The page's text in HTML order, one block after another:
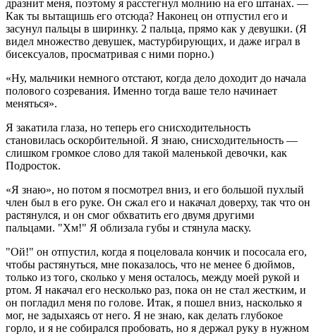
дразнит меня, поэтому я расстегнул молнию на его штанах. —
Как ты вытащишь его отсюда? Наконец он отпустил его и
засунул пальцы в ширинку. 2 пальца, прямо как у девушки. (Я
видел множество девушек, мастурбирующих, и даже играл в
бисексуалов, просматривая с ними порно.)
«Ну, мальчики немного отстают, когда дело доходит до начала
полового созревания. Именно тогда ваше тело начинает
меняться».
Я закатила глаза, но теперь его снисходительность
становилась оскорбительной. Я знаю, снисходительность —
слишком громкое слово для такой маленькой девочки, как
Подросток.
«Я знаю», но потом я посмотрел вниз, и его большой пухлый
член был в его руке. Он сжал его и накачал доверху, так что он
растянулся, и он смог обхватить его двумя другими
пальцами. "Хм!" Я облизала губы и стянула маску.
"Ой!" он отпустил, когда я поцеловала кончик и пососала его,
чтобы растянуться, мне показалось, что не менее 6 дюймов,
только из того, сколько у меня осталось, между моей рукой и
ртом. Я накачал его несколько раз, пока он не стал жестким, и
он погладил меня по голове. Итак, я пошел вниз, насколько я
мог, не задыхаясь от него. Я не знаю, как делать глубокое
горло, и я не собирался пробовать, но я держал руку в нужном